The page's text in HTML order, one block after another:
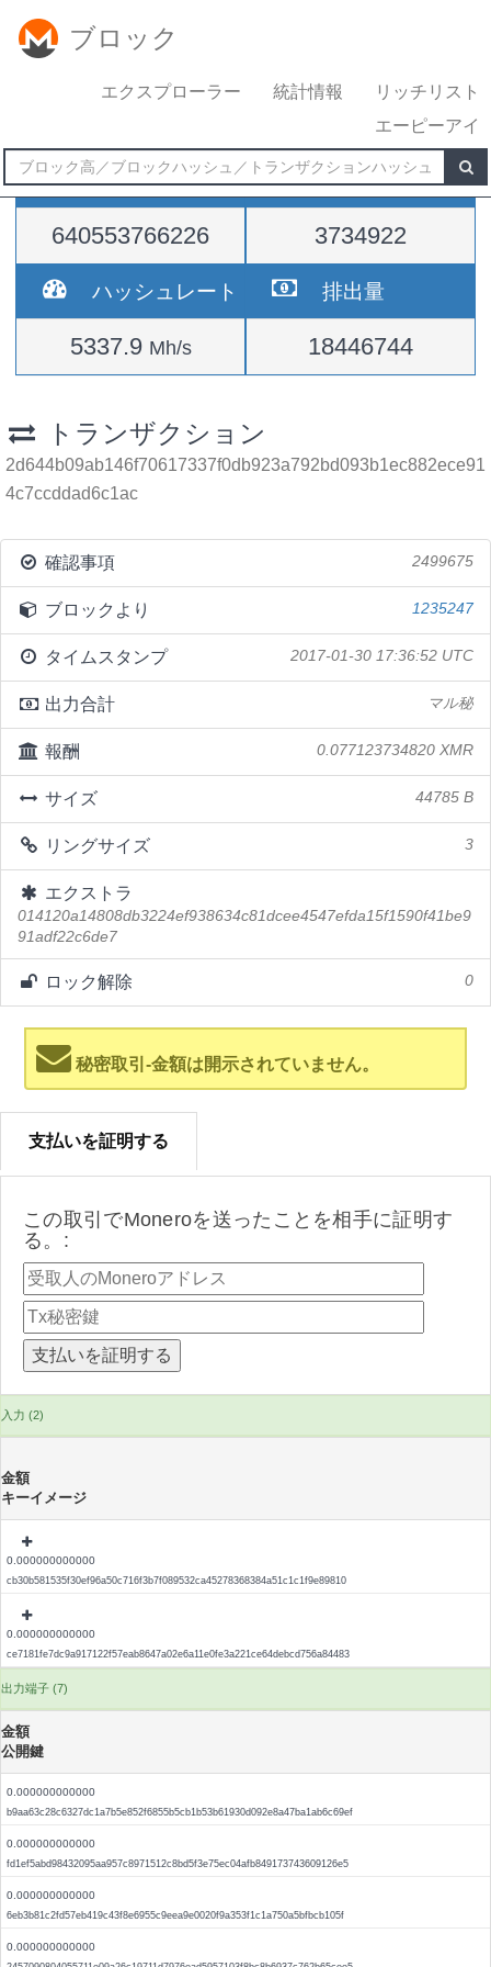
ブロック
エクスプローラー 統計情報
リッチリスト
エーピーアイ
難易度
640553766226
高さ
3734922
ハッシュレート
5337.9 Mh/s
排出量
18446744
トランザクション
2d644b09ab146f70617337f0db923a792bd093b1ec882ece91
4c7ccddad6c1ac
確認事項 2499675
ブロックより 1235247
タイムスタンプ 2017-01-30 17:36:52 UTC
出力合計 マル秘
報酬 0.077123734820 XMR
サイズ 44785 B
リングサイズ 3
エクストラ
014120a14808db3224ef938634c81dcee4547efda15f1590f41be9
91adf22c6de7
ロック解除 0
秘密取引-金額は開示されていません。
支払いを証明する
この取引でMoneroを送ったことを相手に証明す
る。:
入力 (2)
金額
キーイメージ
0.000000000000
cb30b581535f30ef96a50c716f3b7f089532ca45278368384a51c1c1f9e89810
0.000000000000
ce7181fe7dc9a917122f57eab8647a02e6a11e0fe3a221ce64debcd756a84483
出力端子 (7)
金額
公開鍵
0.000000000000
b9aa63c28c6327dc1a7b5e852f6855b5cb1b53b61930d092e8a47ba1ab6c69ef
0.000000000000
fd1ef5abd98432095aa957c8971512c8bd5f3e75ec04afb849173743609126e5
0.000000000000
6eb3b81c2fd57eb419c43f8e6955c9eea9e0020f9a353f1c1a750a5bfbcb105f
0.000000000000